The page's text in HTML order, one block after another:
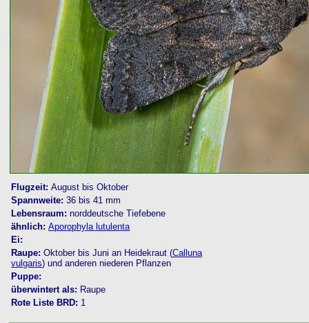
Flugzeit: August bis Oktober
Spannweite: 36 bis 41 mm
Lebensraum: norddeutsche Tiefebene
ähnlich: Aporophyla lutulenta
Ei:
Raupe: Oktober bis Juni an Heidekraut (Calluna
vulgaris) und anderen niederen Pflanzen
Puppe:
überwintert als: Raupe
Rote Liste BRD: 1